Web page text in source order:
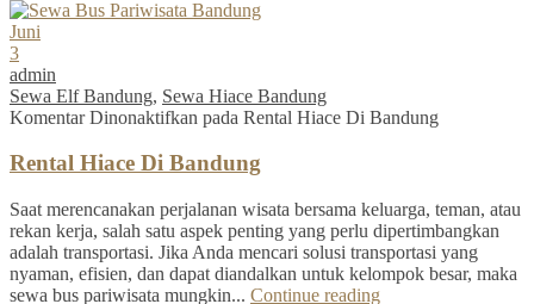
Juni
3
admin
Sewa Elf Bandung, Sewa Hiace Bandung
Komentar Dinonaktifkan pada Rental Hiace Di Bandung
Rental Hiace Di Bandung
Saat merencanakan perjalanan wisata bersama keluarga, teman, atau
rekan kerja, salah satu aspek penting yang perlu dipertimbangkan
adalah transportasi. Jika Anda mencari solusi transportasi yang
nyaman, efisien, dan dapat diandalkan untuk kelompok besar, maka
sewa bus pariwisata mungkin... Continue reading